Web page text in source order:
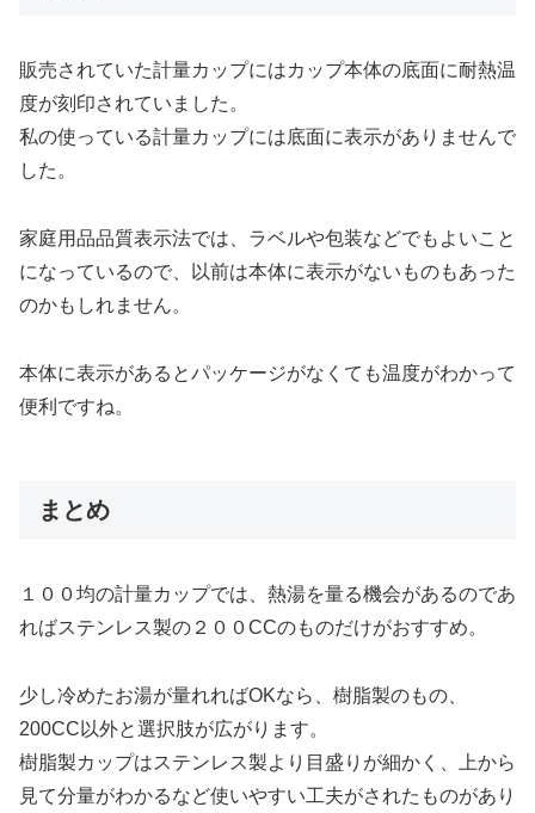
販売されていた計量カップにはカップ本体の底面に耐熱温
度が刻印されていました。
私の使っている計量カップには底面に表示がありませんで
した。
家庭用品品質表示法では、ラベルや包装などでもよいこと
になっているので、以前は本体に表示がないものもあった
のかもしれません。
本体に表示があるとパッケージがなくても温度がわかって
便利ですね。
まとめ
１００均の計量カップでは、熱湯を量る機会があるのであ
ればステンレス製の２００CCのものだけがおすすめ。
少し冷めたお湯が量れればOKなら、樹脂製のもの、
200CC以外と選択肢が広がります。
樹脂製カップはステンレス製より目盛りが細かく、上から
見て分量がわかるなど使いやすい工夫がされたものがあり